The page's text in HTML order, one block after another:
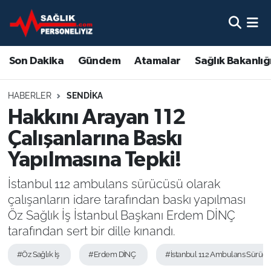
Son Dakika Gündem Atamalar Sağlık
HABERLER SENDIKA
Hakkını Arayan 112
Çalışanlarına Baskı
Yapılmasına Tepki!
İstanbul 112 ambulans sürücüsü olarak
çalışanların idare tarafından baskı yapılması
Öz Sağlık İş İstanbul Başkanı Erdem DİNÇ
tarafından sert bir dille kınandı.
#Öz Sağlık İş #Erdem DİNÇ #İstanbul 112 Ambulans
Son Dakika
Gündem
Atamalar
Sağlık Bakanlığı
Mevzuat
Sendika
Sağlık Personeli Alımı
Eğitim
Nöbetçi Eczaneler
Hava Durumu
Namaz Vakitleri
Trafik Durumu
Süper Lig Puan Durumu ve Fikstür
Tüm Manşetler
Son Dakika Haberleri
Haber Arşivi